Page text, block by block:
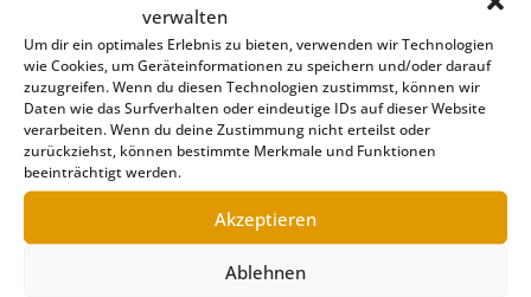
verwalten
Um dir ein optimales Erlebnis zu bieten, verwenden wir Technologien
wie Cookies, um Geräteinformationen zu speichern und/oder darauf
zuzugreifen. Wenn du diesen Technologien zustimmst, können wir
Daten wie das Surfverhalten oder eindeutige IDs auf dieser Website
verarbeiten. Wenn du deine Zustimmung nicht erteilst oder
zurückziehst, können bestimmte Merkmale und Funktionen
beeinträchtigt werden.
Akzeptieren
Ablehnen
CH Wum vom
Oekonom
geboren:
CH Pepa French
Flambe
geboren:
22.04.1995